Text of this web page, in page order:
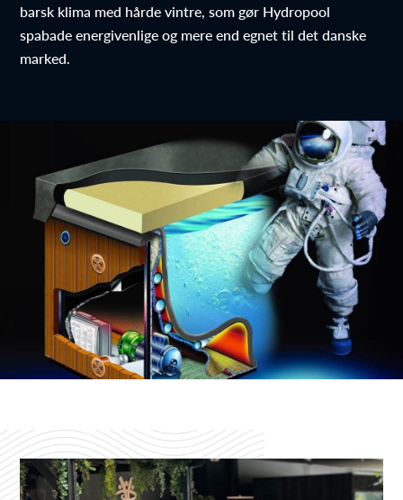
barsk klima med hårde vintre, som gør Hydropool
spabade energivenlige og mere end egnet til det danske
marked.